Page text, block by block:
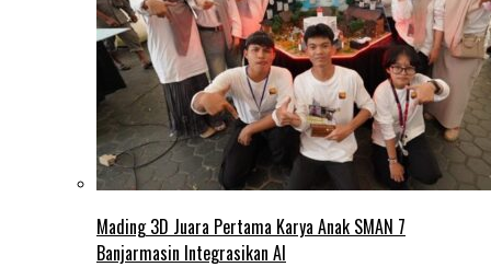
Mading 3D Juara Pertama Karya Anak SMAN 7
Banjarmasin Integrasikan AI